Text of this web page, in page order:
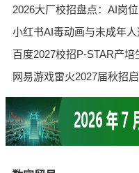
2026大厂校招盘点：AI岗
小红书AI毒动画与未成年人
百度2027校招P-STAR产培生计划启
网易游戏雷火2027届秋招